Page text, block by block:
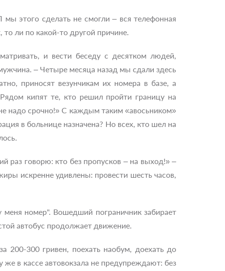
этого сделать не смогли – вся телефонная
то ли по какой-то другой причине.
и вести беседу с десятком людей,
– Четыре месяца назад мы сдали здесь
приносят везунчикам их номера в базе, а
кипят те, кто решил пройти границу на
надо срочно!» С каждым таким «авосьником»
в больнице назначена? Но всех, кто шел на
раз говорю: кто без пропусков – на выход!» –
искренне удивлены: провести шесть часов,
номер". Вошедший пограничник забирает
автобус продолжает движение.
200-300 гривен, поехать наобум, доехать до
в кассе автовокзала не предупреждают: без